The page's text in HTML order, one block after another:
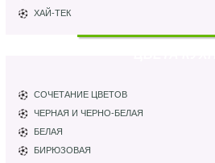
ХАЙ-ТЕК
СОЧЕТАНИЕ ЦВЕТОВ
ЧЕРНАЯ И ЧЕРНО-БЕЛАЯ
БЕЛАЯ
БИРЮЗОВАЯ